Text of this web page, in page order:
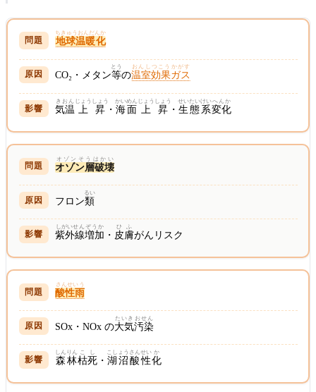
地球温暖化
ちきゅうおんだんか
CO₂・メタン等
とう
の温室効果ガス
おんしつこうかがす
気温
きおん
上昇
じょうしょう
・海面
かいめん
上昇
じょうしょう
・生態系
せいたいけい
変化
へんか
オゾン層破壊
オゾンそうはかい
フロン類
るい
紫外線
しがいせん
増加
ぞうか
・ 皮膚
ひふ
がんリスク
酸性雨
さんせいう
SOx・NOx の大気
たいき
汚染
おせん
森林
しんりん
枯死
こし
・湖沼
こしょう
酸性
さんせい
化
か